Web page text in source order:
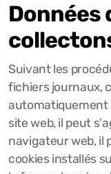
Données
Suivant les
fichiers journaux,
automatiquement
site web, il peut
navigateur web, il
cookies installés